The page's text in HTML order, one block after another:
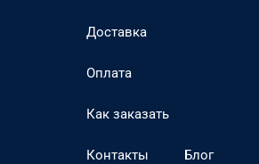
Доставка
Оплата
Как заказать
Контакты Блог